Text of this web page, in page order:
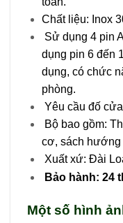
Chất liệu: Inox
Sử dụng 4 pin
dụng pin 6 đến
dụng, có chức
phòng.
Yêu cầu đố
Bộ bao gồm:
cơ, sách hướng
Xuất xứ: Đài
Bảo hành: 24
Một số hình